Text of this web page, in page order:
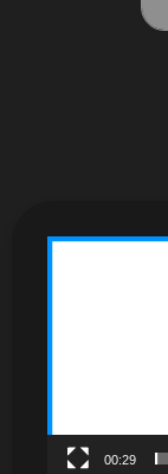
00:29